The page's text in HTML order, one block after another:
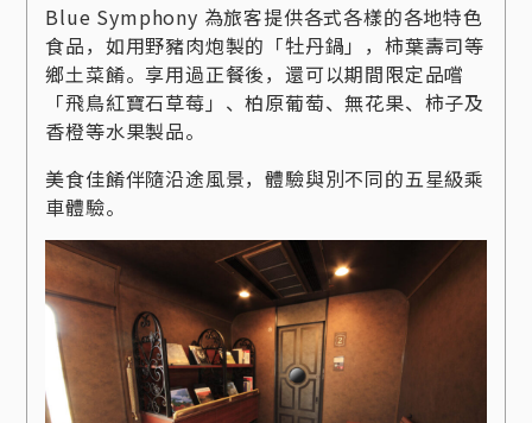
Blue Symphony 為旅客提供各式各樣的各地特色
食品，如用野豬肉炮製的「牡丹鍋」，柿葉壽司等
鄉土菜餚。享用過正餐後，還可以期間限定品嚐
「飛鳥紅寶石草莓」、柏原葡萄、無花果、柿子及
香橙等水果製品。
美食佳餚伴隨沿途風景，體驗與別不同的五星級乘
車體驗。